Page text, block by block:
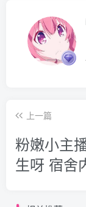
上一篇
粉嫩小主
生呀 宿舍